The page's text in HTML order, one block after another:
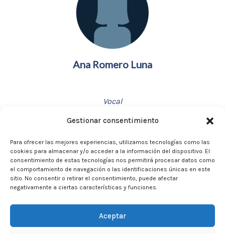
Gestionar consentimiento
Para ofrecer las mejores experiencias, utilizamos tecnologías como las
cookies para almacenar y/o acceder a la información del dispositivo. El
consentimiento de estas tecnologías nos permitirá procesar datos como
el comportamiento de navegación o las identificaciones únicas en este
sitio. No consentir o retirar el consentimiento, puede afectar
negativamente a ciertas características y funciones.
Aceptar
Ana Romero Luna
Vocal
Elisabeth Fernández Martín
Vocal